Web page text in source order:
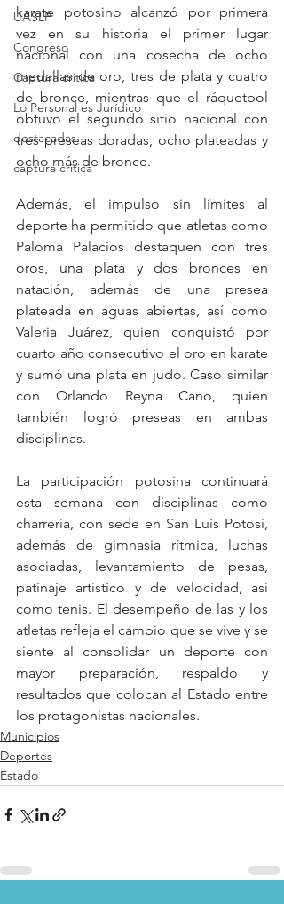
UASLP
Congreso
Captura critica
Lo Personal es Jurídico
destacadas
captura critica
karate potosino alcanzó por primera
vez en su historia el primer lugar
nacional con una cosecha de ocho
medallas de oro, tres de plata y cuatro
de bronce, mientras que el ráquetbol
obtuvo el segundo sitio nacional con
tres preseas doradas, ocho plateadas y
ocho más de bronce.
Además, el impulso sin límites al
deporte ha permitido que atletas como
Paloma Palacios destaquen con tres
oros, una plata y dos bronces en
natación, además de una presea
plateada en aguas abiertas, así como
Valeria Juárez, quien conquistó por
cuarto año consecutivo el oro en karate
y sumó una plata en judo. Caso similar
con Orlando Reyna Cano, quien
también logró preseas en ambas
disciplinas.
La participación potosina continuará
esta semana con disciplinas como
charrería, con sede en San Luis Potosí,
además de gimnasia rítmica, luchas
asociadas, levantamiento de pesas,
patinaje artístico y de velocidad, así
como tenis. El desempeño de las y los
atletas refleja el cambio que se vive y se
siente al consolidar un deporte con
mayor preparación, respaldo y
resultados que colocan al Estado entre
los protagonistas nacionales.
Municipios
Deportes
Estado